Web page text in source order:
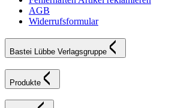
AGB
Widerrufsformular
Bastei Lübbe Verlagsgruppe
Produkte